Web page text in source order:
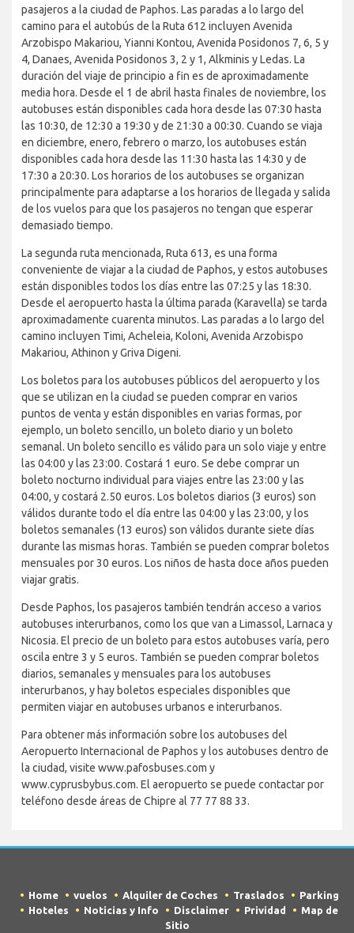
pasajeros a la ciudad de Paphos. Las paradas a lo largo del
camino para el autobús de la Ruta 612 incluyen Avenida
Arzobispo Makariou, Yianni Kontou, Avenida Posidonos 7, 6, 5 y
4, Danaes, Avenida Posidonos 3, 2 y 1, Alkminis y Ledas. La
duración del viaje de principio a fin es de aproximadamente
media hora. Desde el 1 de abril hasta finales de noviembre, los
autobuses están disponibles cada hora desde las 07:30 hasta
las 10:30, de 12:30 a 19:30 y de 21:30 a 00:30. Cuando se viaja
en diciembre, enero, febrero o marzo, los autobuses están
disponibles cada hora desde las 11:30 hasta las 14:30 y de
17:30 a 20:30. Los horarios de los autobuses se organizan
principalmente para adaptarse a los horarios de llegada y salida
de los vuelos para que los pasajeros no tengan que esperar
demasiado tiempo.
La segunda ruta mencionada, Ruta 613, es una forma
conveniente de viajar a la ciudad de Paphos, y estos autobuses
están disponibles todos los días entre las 07:25 y las 18:30.
Desde el aeropuerto hasta la última parada (Karavella) se tarda
aproximadamente cuarenta minutos. Las paradas a lo largo del
camino incluyen Timi, Acheleia, Koloni, Avenida Arzobispo
Makariou, Athinon y Griva Digeni.
Los boletos para los autobuses públicos del aeropuerto y los
que se utilizan en la ciudad se pueden comprar en varios
puntos de venta y están disponibles en varias formas, por
ejemplo, un boleto sencillo, un boleto diario y un boleto
semanal. Un boleto sencillo es válido para un solo viaje y entre
las 04:00 y las 23:00. Costará 1 euro. Se debe comprar un
boleto nocturno individual para viajes entre las 23:00 y las
04:00, y costará 2.50 euros. Los boletos diarios (3 euros) son
válidos durante todo el día entre las 04:00 y las 23:00, y los
boletos semanales (13 euros) son válidos durante siete días
durante las mismas horas. También se pueden comprar boletos
mensuales por 30 euros. Los niños de hasta doce años pueden
viajar gratis.
Desde Paphos, los pasajeros también tendrán acceso a varios
autobuses interurbanos, como los que van a Limassol, Larnaca y
Nicosia. El precio de un boleto para estos autobuses varía, pero
oscila entre 3 y 5 euros. También se pueden comprar boletos
diarios, semanales y mensuales para los autobuses
interurbanos, y hay boletos especiales disponibles que
permiten viajar en autobuses urbanos e interurbanos.
Para obtener más información sobre los autobuses del
Aeropuerto Internacional de Paphos y los autobuses dentro de
la ciudad, visite www.pafosbuses.com y
www.cyprusbybus.com. El aeropuerto se puede contactar por
teléfono desde áreas de Chipre al 77 77 88 33.
Home vuelos Alquiler de Coches Traslados
Parking
Hoteles
Noticias y Info Disclaimer Prividad
Map de
Sitio